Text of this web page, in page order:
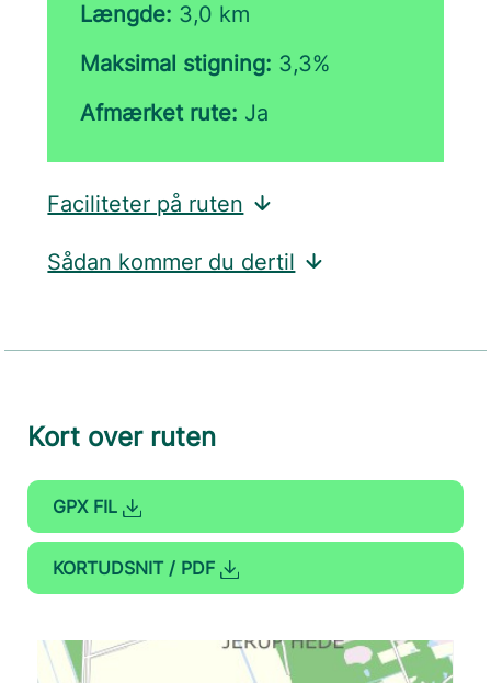
Længde: 3,0 km
Maksimal stigning: 3,3%
Afmærket rute: Ja
Faciliteter på ruten
Sådan kommer du dertil
Kort over ruten
GPX FIL
KORTUDSNIT / PDF